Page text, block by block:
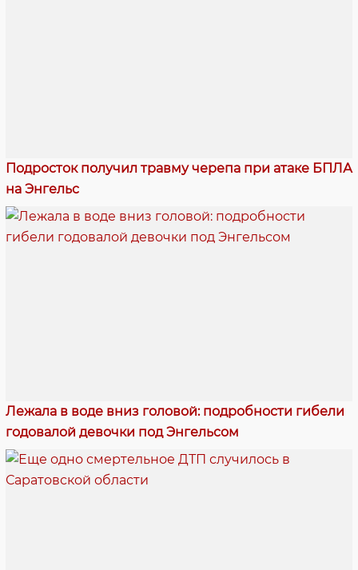
Подросток получил травму черепа при атаке БПЛА
на Энгельс
Лежала в воде вниз головой: подробности гибели
годовалой девочки под Энгельсом